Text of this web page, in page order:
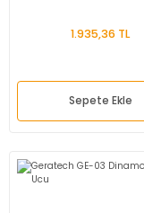
1.935,36 TL
Sepete Ekle